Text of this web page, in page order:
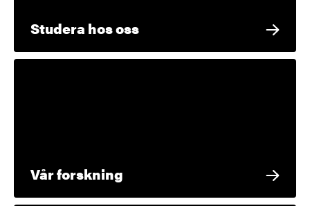
Studera hos oss
Vår forskning